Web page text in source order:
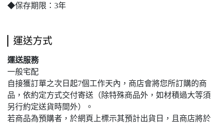
◆保存期限：3年
運送方式
運送服務
一般宅配
自接獲訂單之次日起7個工作天內，商店會將您所訂購的商
品，依約定方式交付寄送（除特殊商品外，如材積過大等須
另行約定送貨時間外）。
若商品為預購者，於網頁上標示其預計出貨日，且商店將於